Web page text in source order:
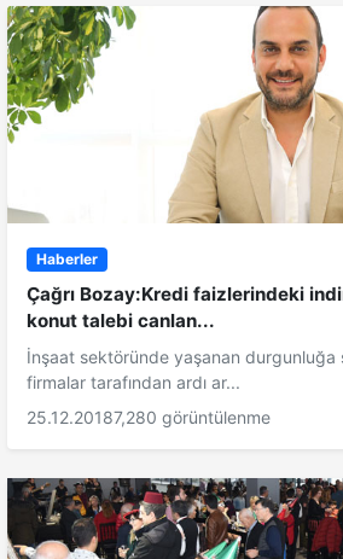
Haberler
Çağrı Bozay:Kredi faizlerindeki
konut talebi canlan...
İnşaat sektöründe yaşanan durgunluğa
firmalar tarafından ardı ar...
25.12.20187,280 görüntülenme